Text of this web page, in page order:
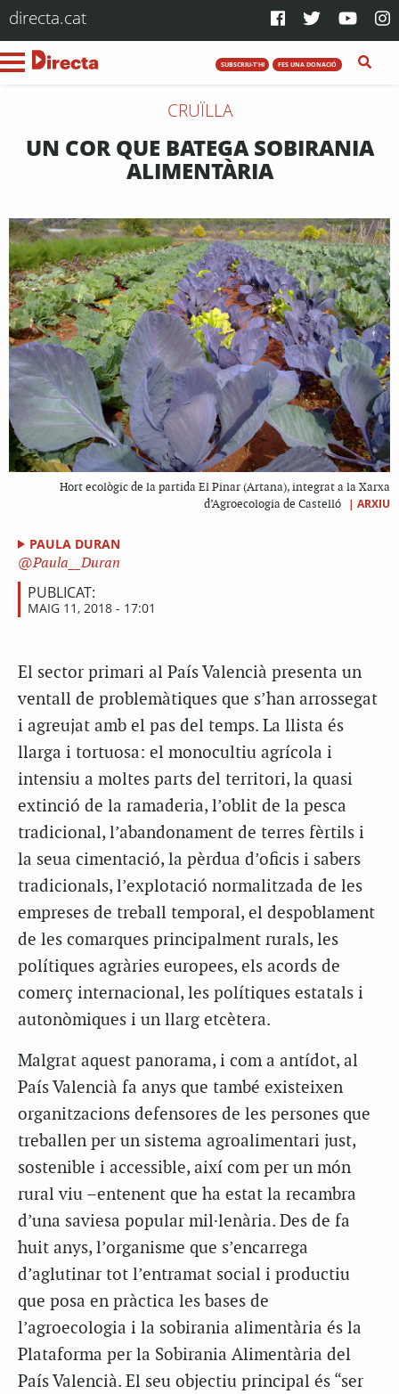
directa.cat
SUBSCRIU-T'HI FES UNA DONACIÓ
CRUÏLLA
UN COR QUE BATEGA SOBIRANIA
ALIMENTÀRIA
Hort ecològic de la partida El Pinar (Artana), integrat a la Xarxa
d’Agroecologia de Castelló
| ARXIU
PAULA DURAN
Paula__Duran
PUBLICAT:
MAIG 11, 2018 - 17:01
El sector primari al País Valencià presenta un
ventall de problemàtiques que s’han arrossegat
i agreujat amb el pas del temps. La llista és
llarga i tortuosa: el monocultiu agrícola i
intensiu a moltes parts del territori, la quasi
extinció de la ramaderia, l’oblit de la pesca
tradicional, l’abandonament de terres fèrtils i
la seua cimentació, la pèrdua d’oficis i sabers
tradicionals, l’explotació normalitzada de les
empreses de treball temporal, el despoblament
de les comarques principalment rurals, les
polítiques agràries europees, els acords de
comerç internacional, les polítiques estatals i
autonòmiques i un llarg etcètera.
Malgrat aquest panorama, i com a antídot, al
País Valencià fa anys que també existeixen
organitzacions defensores de les persones que
treballen per un sistema agroalimentari just,
sostenible i accessible, així com per un món
rural viu –entenent que ha estat la recambra
d’una saviesa popular mil·lenària. Des de fa
huit anys, l’organisme que s’encarrega
d’aglutinar tot l’entramat social i productiu
que posa en pràctica les bases de
l’agroecologia i la sobirania alimentària és la
Plataforma per la Sobirania Alimentària del
País Valencià. El seu objectiu principal és “ser